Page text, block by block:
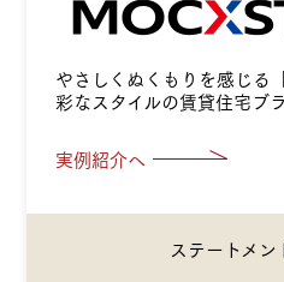
やさしくぬくもりを感じる
彩なスタイルの賃貸住宅ブ
実例紹介へ